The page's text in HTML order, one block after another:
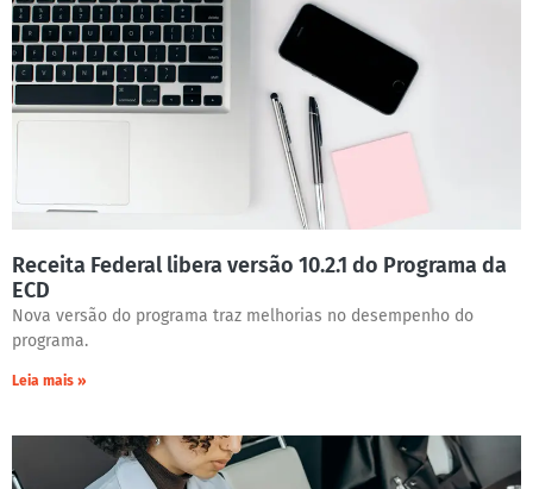
Receita Federal libera versão 10.2.1 do Programa da
ECD
Nova versão do programa traz melhorias no desempenho do
programa.
Leia mais »